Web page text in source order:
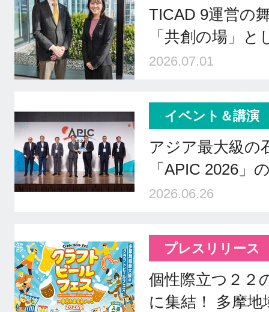
TICAD 9運営の
「共創の場」
2026.07.01
イベント＆講演
アジア最大級の
「APIC 2026」
2026.06.26
プレスリリース
個性際立つ２２
に集結！ 多摩